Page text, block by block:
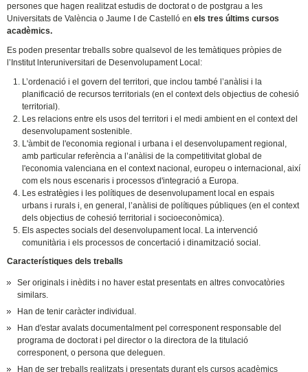
persones que hagen realitzat estudis de doctorat o de postgrau a les
Universitats de València o Jaume I de Castelló enels tres últims cursos
acadèmics.
Es poden presentar treballs sobre qualsevol de les temàtiques pròpies de
l’Institut lnteruniversitari de Desenvolupament Local:
L’ordenació i el govern del territori, que inclou també l’anàlisi i la
planificació de recursos territorials (en el context dels objectius de cohesió
territorial).
Les relacions entre els usos del territori i el medi ambient en el context del
desenvolupament sostenible.
L'àmbit de l'economia regional i urbana i el desenvolupament regional,
amb particular referència a l’anàlisi de la competitivitat global de
l'economia valenciana en el context nacional, europeu o internacional, així
com els nous escenaris i processos d'integració a Europa.
Les estratègies i les polítiques de desenvolupament local en espais
urbans i rurals i, en general, l’anàlisi de polítiques públiques (en el context
dels objectius de cohesió territorial i socioeconòmica).
Els aspectes socials del desenvolupament local. La intervenció
comunitària i els processos de concertació i dinamització social.
Característiques dels treballs
Ser originals i inèdits i no haver estat presentats en altres convocatòries
similars.
Han de tenir caràcter individual.
Han d'estar avalats documentalment pel corresponent responsable del
programa de doctorat i pel director o la directora de la titulació
corresponent, o persona que deleguen.
Han de ser treballs realitzats i presentats durant els cursos acadèmics